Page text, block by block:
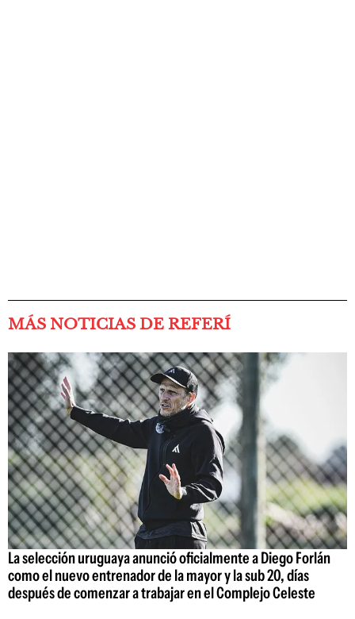
MÁS NOTICIAS DE REFERÍ
La selección uruguaya anunció oficialmente a Diego Forlán
como el nuevo entrenador de la mayor y la sub 20, días
después de comenzar a trabajar en el Complejo Celeste